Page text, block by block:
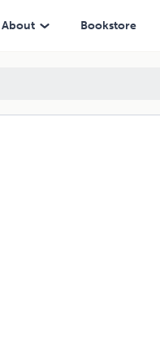
About Bookstore